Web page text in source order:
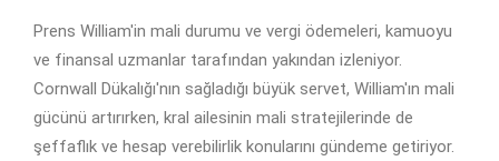
Prens William'in mali durumu ve vergi ödemeleri, kamuoyu
ve finansal uzmanlar tarafından yakından izleniyor.
Cornwall Dükalığı'nın sağladığı büyük servet, William'ın mali
gücünü artırırken, kral ailesinin mali stratejilerinde de
şeffaflık ve hesap verebilirlik konularını gündeme getiriyor.